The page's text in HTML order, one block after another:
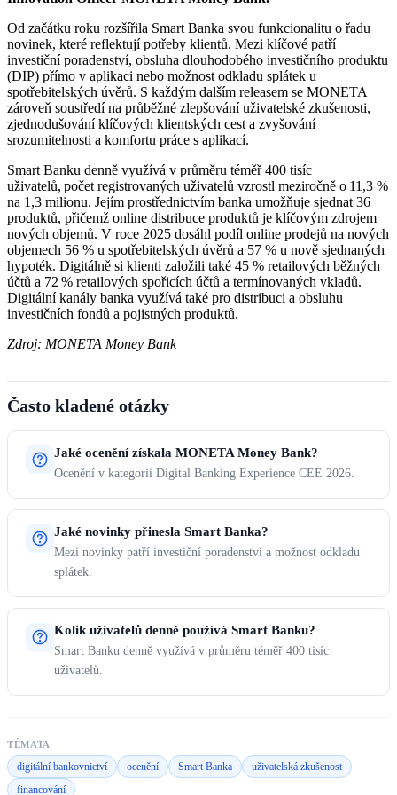
Od začátku roku rozšířila Smart Banka svou funkcionalitu o řadu
novinek, které reflektují potřeby klientů. Mezi klíčové patří
investiční poradenství, obsluha dlouhodobého investičního produktu
(DIP) přímo v aplikaci nebo možnost odkladu splátek u
spotřebitelských úvěrů. S každým dalším releasem se MONETA
zároveň soustředí na průběžné zlepšování uživatelské zkušenosti,
zjednodušování klíčových klientských cest a zvyšování
srozumitelnosti a komfortu práce s aplikací.
Smart Banku denně využívá v průměru téměř 400 tisíc
uživatelů, počet registrovaných uživatelů vzrostl meziročně o 11,3 %
na 1,3 milionu. Jejím prostřednictvím banka umožňuje sjednat 36
produktů, přičemž online distribuce produktů je klíčovým zdrojem
nových objemů. V roce 2025 dosáhl podíl online prodejů na nových
objemech 56 % u spotřebitelských úvěrů a 57 % u nově sjednaných
hypoték. Digitálně si klienti založili také 45 % retailových běžných
účtů a 72 % retailových spořicích účtů a termínovaných vkladů.
Digitální kanály banka využívá také pro distribuci a obsluhu
investičních fondů a pojistných produktů.
Zdroj: MONETA Money Bank
Často kladené otázky
Jaké ocenění získala MONETA Money Bank?
Ocenění v kategorii Digital Banking Experience CEE 2026.
Jaké novinky přinesla Smart Banka?
Mezi novinky patří investiční poradenství a možnost odkladu
splátek.
Kolik uživatelů denně používá Smart Banku?
Smart Banku denně využívá v průměru téměř 400 tisíc
uživatelů.
TÉMATA
digitální bankovnictví ocenění Smart Banka
uživatelská zkušenost
financování